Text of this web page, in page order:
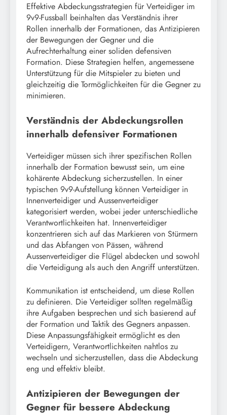
Effektive Abdeckungsstrategien für Verteidiger im
9v9-Fussball beinhalten das Verständnis ihrer
Rollen innerhalb der Formationen, das Antizipieren
der Bewegungen der Gegner und die
Aufrechterhaltung einer soliden defensiven
Formation. Diese Strategien helfen, angemessene
Unterstützung für die Mitspieler zu bieten und
gleichzeitig die Tormöglichkeiten für die Gegner zu
minimieren.
Verständnis der Abdeckungsrollen
innerhalb defensiver Formationen
Verteidiger müssen sich ihrer spezifischen Rollen
innerhalb der Formation bewusst sein, um eine
kohärente Abdeckung sicherzustellen. In einer
typischen 9v9-Aufstellung können Verteidiger in
Innenverteidiger und Aussenverteidiger
kategorisiert werden, wobei jeder unterschiedliche
Verantwortlichkeiten hat. Innenverteidiger
konzentrieren sich auf das Markieren von Stürmern
und das Abfangen von Pässen, während
Aussenverteidiger die Flügel abdecken und sowohl
die Verteidigung als auch den Angriff unterstützen.
Kommunikation ist entscheidend, um diese Rollen
zu definieren. Die Verteidiger sollten regelmäßig
ihre Aufgaben besprechen und sich basierend auf
der Formation und Taktik des Gegners anpassen.
Diese Anpassungsfähigkeit ermöglicht es den
Verteidigern, Verantwortlichkeiten nahtlos zu
wechseln und sicherzustellen, dass die Abdeckung
eng und effektiv bleibt.
Antizipieren der Bewegungen der
Gegner für bessere Abdeckung